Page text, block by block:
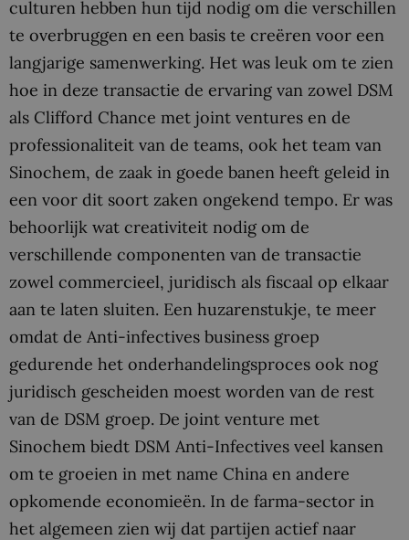
culturen hebben hun tijd nodig om die verschillen
te overbruggen en een basis te creëren voor een
langjarige samenwerking. Het was leuk om te zien
hoe in deze transactie de ervaring van zowel DSM
als Clifford Chance met joint ventures en de
professionaliteit van de teams, ook het team van
Sinochem, de zaak in goede banen heeft geleid in
een voor dit soort zaken ongekend tempo. Er was
behoorlijk wat creativiteit nodig om de
verschillende componenten van de transactie
zowel commercieel, juridisch als fiscaal op elkaar
aan te laten sluiten. Een huzarenstukje, te meer
omdat de Anti-infectives business groep
gedurende het onderhandelingsproces ook nog
juridisch gescheiden moest worden van de rest
van de DSM groep. De joint venture met
Sinochem biedt DSM Anti-Infectives veel kansen
om te groeien in met name China en andere
opkomende economieën. In de farma-sector in
het algemeen zien wij dat partijen actief naar